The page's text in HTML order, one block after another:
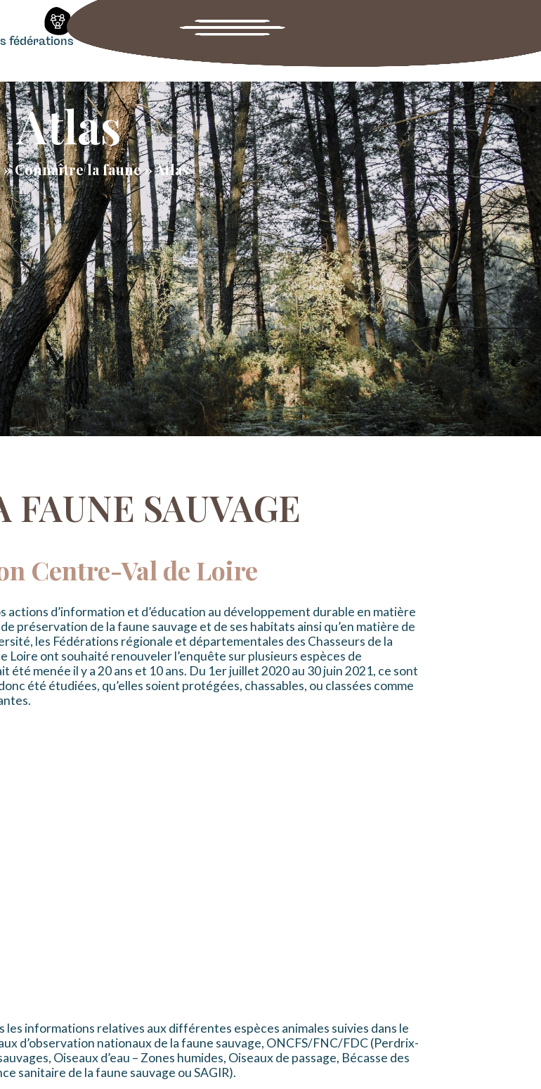
fédérations
Lever :
Atlas
»Connaître la faune»Atlas
SAUVAGE
Centre-Val de Loire
actions d’information et d’éducation au développement durable en matière
préservation de la faune sauvage et de ses habitats ainsi qu’en matière de
les Fédérations régionale et départementales des Chasseurs de la
Loire ont souhaité renouveler l’enquête sur plusieurs espèces de
été menée il y a 20 ans et 10 ans. Du 1er juillet 2020 au 30 juin 2021, ce sont
été étudiées, qu’elles soient protégées, chassables, ou classées comme
les informations relatives aux différentes espèces animales suivies dans le
d’observation nationaux de la faune sauvage, ONCFS/FNC/FDC (Perdrix-
Oiseaux d’eau – Zones humides, Oiseaux de passage, Bécasse des
sanitaire de la faune sauvage ou SAGIR).